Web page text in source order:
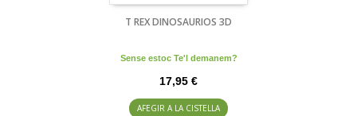
T REX DINOSAURIOS 3D
Sense estoc Te'l demanem?
17,95 €
AFEGIR A LA CISTELLA